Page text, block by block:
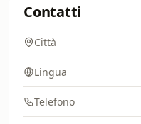
Contatti
Città
Lingua
Telefono